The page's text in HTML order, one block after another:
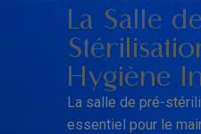
La Salle
Hygiène
La salle de pré-
essentiel pour le